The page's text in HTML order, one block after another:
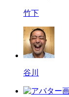
竹下
谷川